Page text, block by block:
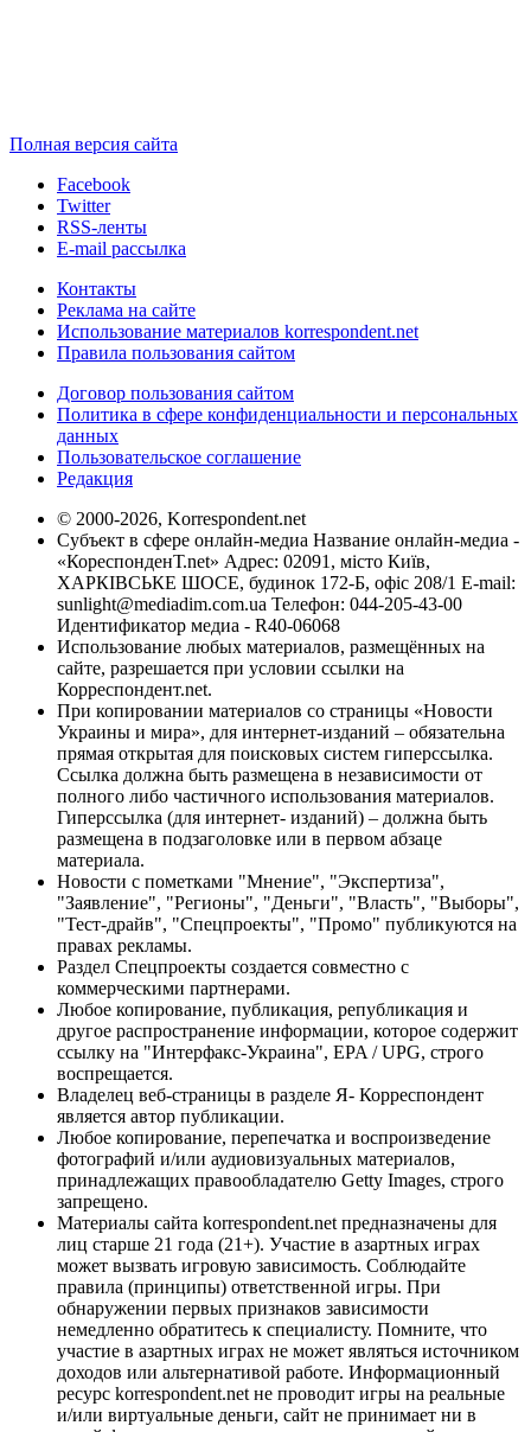
Полная версия сайта
Facebook
Twitter
RSS-ленты
E-mail рассылка
Контакты
Реклама на сайте
Использование материалов korrespondent.net
Правила пользования сайтом
Договор пользования сайтом
Политика в сфере конфиденциальности и персональных
данных
Пользовательское соглашение
Редакция
© 2000-2026, Korrespondent.net
Субъект в сфере онлайн-медиа Название онлайн-медиа -
«КореспонденТ.net» Адрес: 02091, місто Київ,
ХАРКІВСЬКЕ ШОСЕ, будинок 172-Б, офіс 208/1 E-mail:
sunlight@mediadim.com.ua Телефон: 044-205-43-00
Идентификатор медиа - R40-06068
Использование любых материалов, размещённых на
сайте, разрешается при условии ссылки на
Корреспондент.net.
При копировании материалов со страницы «Новости
Украины и мира», для интернет-изданий – обязательна
прямая открытая для поисковых систем гиперссылка.
Ссылка должна быть размещена в независимости от
полного либо частичного использования материалов.
Гиперссылка (для интернет- изданий) – должна быть
размещена в подзаголовке или в первом абзаце
материала.
Новости с пометками "Мнение", "Экспертиза",
"Заявление", "Регионы", "Деньги", "Власть", "Выборы",
"Тест-драйв", "Спецпроекты", "Промо" публикуются на
правах рекламы.
Раздел Спецпроекты создается совместно с
коммерческими партнерами.
Любое копирование, публикация, републикация и
другое распространение информации, которое содержит
ссылку на "Интерфакс-Украина", EPA / UPG, строго
воспрещается.
Владелец веб-страницы в разделе Я- Корреспондент
является автор публикации.
Любое копирование, перепечатка и воспроизведение
фотографий и/или аудиовизуальных материалов,
принадлежащих правообладателю Getty Images, строго
запрещено.
Материалы сайта korrespondent.net предназначены для
лиц старше 21 года (21+). Участие в азартных играх
может вызвать игровую зависимость. Соблюдайте
правила (принципы) ответственной игры. При
обнаружении первых признаков зависимости
немедленно обратитесь к специалисту. Помните, что
участие в азартных играх не может являться источником
доходов или альтернативой работе. Информационный
ресурс korrespondent.net не проводит игры на реальные
и/или виртуальные деньги, сайт не принимает ни в